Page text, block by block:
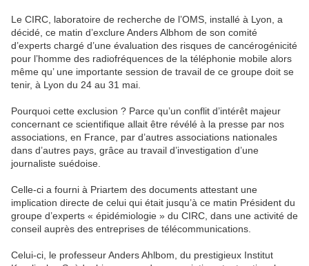
Le CIRC, laboratoire de recherche de l’OMS, installé à Lyon, a
décidé, ce matin d’exclure Anders Albhom de son comité
d’experts chargé d’une évaluation des risques de cancérogénicité
pour l’homme des radiofréquences de la téléphonie mobile alors
même qu’ une importante session de travail de ce groupe doit se
tenir, à Lyon du 24 au 31 mai.
Pourquoi cette exclusion ? Parce qu’un conflit d’intérêt majeur
concernant ce scientifique allait être révélé à la presse par nos
associations, en France, par d’autres associations nationales
dans d’autres pays, grâce au travail d’investigation d’une
journaliste suédoise.
Celle-ci a fourni à Priartem des documents attestant une
implication directe de celui qui était jusqu’à ce matin Président du
groupe d’experts « épidémiologie » du CIRC, dans une activité de
conseil auprès des entreprises de télécommunications.
Celui-ci, le professeur Anders Ahlbom, du prestigieux Institut